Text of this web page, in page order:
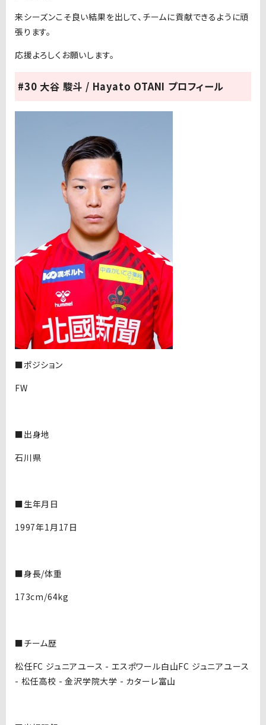
来シーズンこそ良い結果を出して、チームに貢献できるように頑
張ります。
応援よろしくお願いします。
#30 大谷 駿斗 / Hayato OTANI プロフィール
■ポジション
FW
■出身地
石川県
■生年月日
1997年1月17日
■身長/体重
173cm/64kg
■チーム歴
松任FC ジュニアユース - エスポワール白山FC ジュニアユース
- 松任高校 - 金沢学院大学 - カターレ富山